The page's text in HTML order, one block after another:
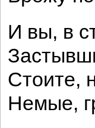
И вы, в
Стоите,
Немые,